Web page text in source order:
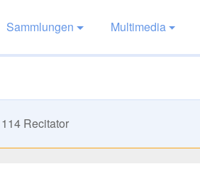
Sammlungen Multimedia
114 Recitator